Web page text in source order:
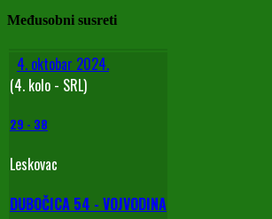
Međusobni susreti
4. oktobar 2024.
(4. kolo - SRL)
29 - 38
Leskovac
DUBOČICA 54 - VOJVODINA